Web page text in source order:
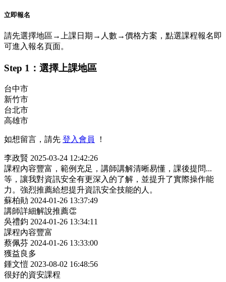
立即報名
請先選擇地區→上課日期→人數→價格方案，點選課程報名即
可進入報名頁面。
Step 1：選擇上課地區
台中市
新竹市
台北市
高雄市
如想留言，請先 登入會員 ！
李政賢 2025-03-24 12:42:26
課程內容豐富，範例充足，講師講解清晰易懂，課後提問...
等，讓我對資訊安全有更深入的了解，並提升了實際操作能
力。強烈推薦給想提升資訊安全技能的人。
蘇柏勛 2024-01-26 13:37:49
講師詳細解說推薦👏
吳禮鈞 2024-01-26 13:34:11
課程內容豐富
蔡佩芬 2024-01-26 13:33:00
獲益良多
鍾文愷 2023-08-02 16:48:56
很好的資安課程